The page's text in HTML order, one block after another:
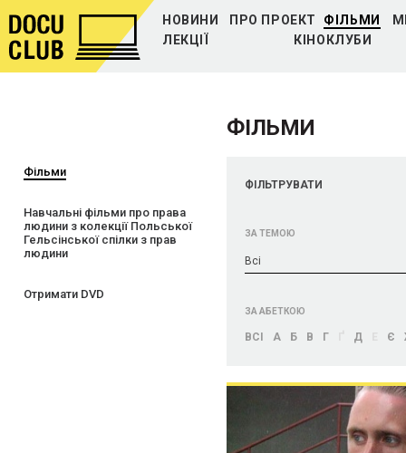
НОВИНИ ПРО ПРОЕКТ ФІЛЬМИ
ЛЕКЦІЇ
КІНОКЛУБИ
Фільми
Навчальні фільми про права
людини з колекції Польської
Гельсінської спілки з прав
людини
Отримати DVD
ФІЛЬМИ
ФІЛЬТРУВАТИ
ЗА ТЕМОЮ
Bci
ЗА АБЕТКОЮ
BCI А Б В Г Д Є